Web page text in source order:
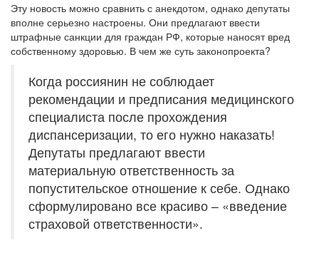
Эту новость можно сравнить с анекдотом, однако депутаты
вполне серьезно настроены. Они предлагают ввести
штрафные санкции для граждан РФ, которые наносят вред
собственному здоровью. В чем же суть законопроекта?
Когда россиянин не соблюдает
рекомендации и предписания медицинского
специалиста после прохождения
диспансеризации, то его нужно наказать!
Депутаты предлагают ввести
материальную ответственность за
попустительское отношение к себе. Однако
сформулировано все красиво – «введение
страховой ответственности».